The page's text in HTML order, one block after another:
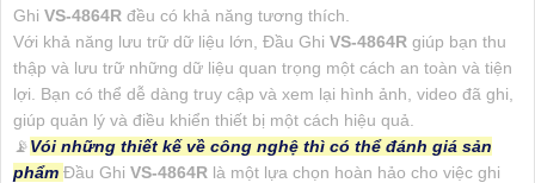
Ghi VS-4864R đều có khả năng tương thích.
Với khả năng lưu trữ dữ liệu lớn, Đầu Ghi VS-4864R giúp bạn thu
thập và lưu trữ những dữ liệu quan trọng một cách an toàn và tiện
lợi. Bạn có thể dễ dàng truy cập và xem lại hình ảnh, video đã ghi,
giúp quản lý và điều khiển thiết bị một cách hiệu quả.
📡Vói những thiết kế về công nghệ thì có thể đánh giá sản
phẩm Đầu Ghi VS-4864R là một lựa chọn hoàn hảo cho việc ghi